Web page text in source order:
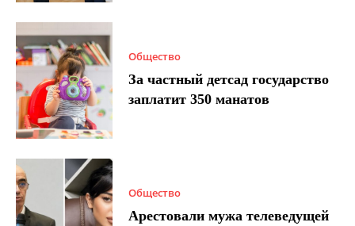
Общество
За частный детсад государство
заплатит 350 манатов
Общество
Арестовали мужа телеведущей